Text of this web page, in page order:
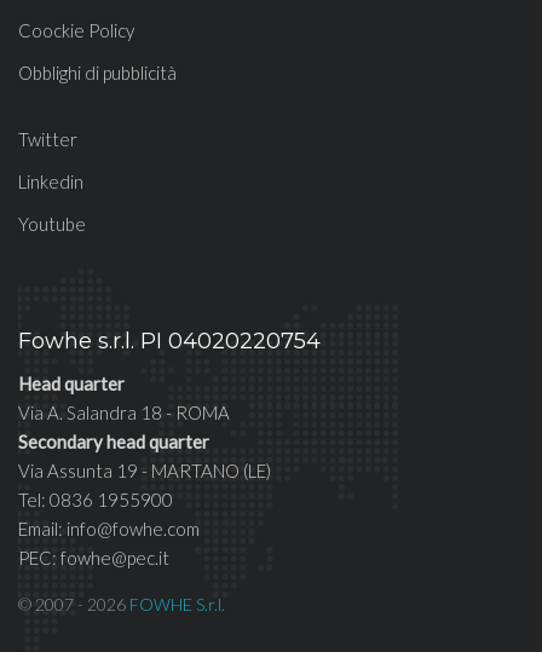
Coockie Policy
Obblighi di pubblicità
Twitter
Linkedin
Youtube
Fowhe s.r.l. PI 04020220754
Head quarter
Via A. Salandra 18 - ROMA
Secondary head quarter
Via Assunta 19 - MARTANO (LE)
Tel: 0836 1955900
Email: info@fowhe.com
PEC: fowhe@pec.it
© 2007 - 2026 FOWHE S.r.l.